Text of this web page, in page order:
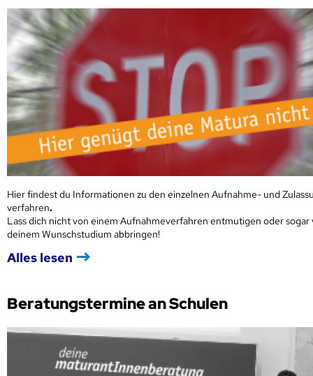
Hier findest du Informationen zu den einzelnen Aufnahme- und
verfahren.
Lass dich nicht von einem Aufnahmeverfahren entmutigen oder sogar
deinem Wunschstudium abbringen!
Alles lesen
Beratungstermine an Schulen